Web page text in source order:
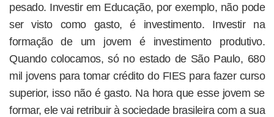
pesado. Investir em Educação, por exemplo, não pode
ser visto como gasto, é investimento. Investir na
formação de um jovem é investimento produtivo.
Quando colocamos, só no estado de São Paulo, 680
mil jovens para tomar crédito do FIES para fazer curso
superior, isso não é gasto. Na hora que esse jovem se
formar, ele vai retribuir à sociedade brasileira com a sua